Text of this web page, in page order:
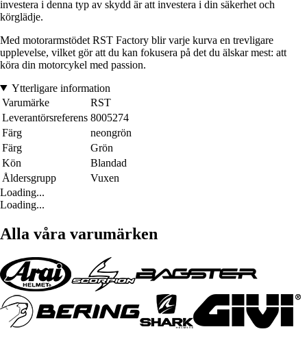
investera i denna typ av skydd är att investera i din säkerhet och
körglädje.
Med motorarmstödet RST Factory blir varje kurva en trevligare
upplevelse, vilket gör att du kan fokusera på det du älskar mest: att
köra din motorcykel med passion.
Ytterligare information
Varumärke
RST
Leverantörsreferens 8005274
Färg
neongrön
Färg
Grön
Kön
Blandad
Åldersgrupp
Vuxen
Loading...
Loading...
Alla våra varumärken